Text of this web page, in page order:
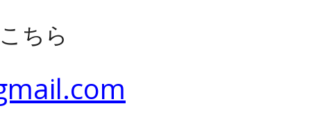
ちら